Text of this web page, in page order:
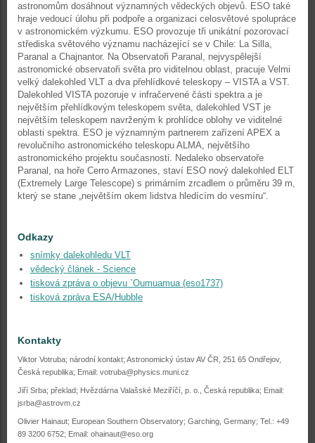
astronomům dosáhnout významných vědeckých objevů. ESO také
hraje vedoucí úlohu při podpoře a organizaci celosvětové spolupráce
v astronomickém výzkumu. ESO provozuje tři unikátní pozorovací
střediska světového významu nacházející se v Chile: La Silla,
Paranal a Chajnantor. Na Observatoři Paranal, nejvyspělejší
astronomické observatoři světa pro viditelnou oblast, pracuje Velmi
velký dalekohled VLT a dva přehlídkové teleskopy – VISTA a VST.
Dalekohled VISTA pozoruje v infračervené části spektra a je
největším přehlídkovým teleskopem světa, dalekohled VST je
největším teleskopem navrženým k prohlídce oblohy ve viditelné
oblasti spektra. ESO je významným partnerem zařízení APEX a
revolučního astronomického teleskopu ALMA, největšího
astronomického projektu současnosti. Nedaleko observatoře
Paranal, na hoře Cerro Armazones, staví ESO nový dalekohled ELT
(Extremely Large Telescope) s primárním zrcadlem o průměru 39 m,
který se stane „největším okem lidstva hledícím do vesmíru“.
Odkazy
snímky dalekohledu VLT
vědecký článek - Science
tisková zpráva o objevu `Oumuamua (eso1737)
tisková zpráva ESA/Hubble
Kontakty
Viktor Votruba; národní kontakt; Astronomický ústav AV ČR, 251 65 Ondřejov,
Česká republika; Email: votruba@physics.muni.cz
Jiří Srba; překlad; Hvězdárna Valašské Meziříčí, p. o., Česká republika; Email:
jsrba@astrovm.cz
Olivier Hainaut; European Southern Observatory; Garching, Germany; Tel.: +49
89 3200 6752; Email: ohainaut@eso.org